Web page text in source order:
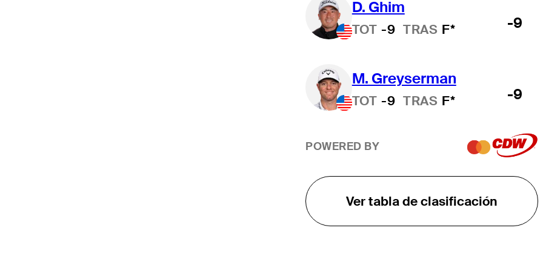
D. Ghim
TOT -9 TRAS F* -9
M. Greyserman
TOT -9 TRAS F* -9
POWERED BY
Ver tabla de clasificación